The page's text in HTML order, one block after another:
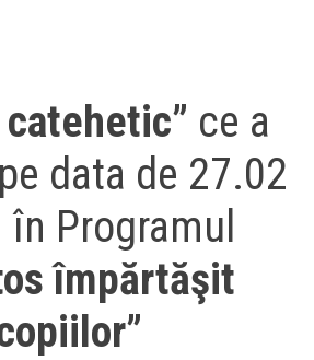
ce a
data de 27.02
în Programul
împărtăşit